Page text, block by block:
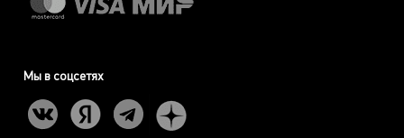
Мы в соцсетях